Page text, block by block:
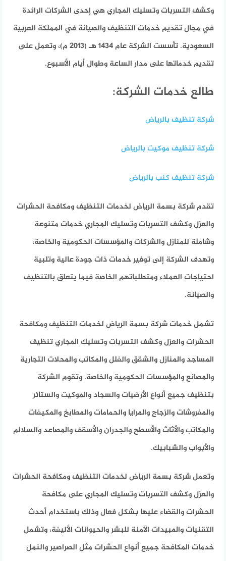
وكشف التسربات وتسليك المجاري هي إحدى الشركات الرائدة
في مجال تقديم خدمات التنظيف والصيانة في المملكة العربية
السعودية. تأسست الشركة عام 1434 هـ (2013 م)، وتعمل على
تقديم خدماتها على مدار الساعة وطوال أيام الأسبوع.
طالع خدمات الشركة:
شركة تنظيف بالرياض
شركة تنظيف موكيت بالرياض
شركة تنظيف كنب بالرياض
تقدم شركة بسمة الرياض لخدمات التنظيف ومكافحة الحشرات
والعزل وكشف التسربات وتسليك المجاري خدمات متنوعة
وشاملة للمنازل والشركات والمؤسسات الحكومية والخاصة،
وتهدف الشركة إلى توفير خدمات ذات جودة عالية وتلبية
احتياجات العملاء ومتطلباتهم الخاصة فيما يتعلق بالتنظيف
والصيانة.
تشمل خدمات شركة بسمة الرياض لخدمات التنظيف ومكافحة
الحشرات والعزل وكشف التسربات وتسليك المجاري تنظيف
المساجد والمنازل والشقق والفلل والمكاتب والمحلات التجارية
والمصانع والمؤسسات الحكومية والخاصة. وتقوم الشركة
بتنظيف جميع أنواع الأرضيات والسجاد والموكيت والستائر
والمفروشات والزجاج والمرايا والحمامات والمطابخ والمكيفات
والمكاتب والأثاث والأسطح والجدران والأسقف والمصاعد والسلالم
والأبواب والشبابيك.
وتعمل شركة بسمة الرياض لخدمات التنظيف ومكافحة الحشرات
والعزل وكشف التسربات وتسليك المجاري على مكافحة
الحشرات والقضاء عليها بشكل فعال وذلك باستخدام أحدث
التقنيات والمبيدات الآمنة للبشر والحيوانات الأليفة، وتشمل
خدمات المكافحة جميع أنواع الحشرات مثل الصراصير والنمل